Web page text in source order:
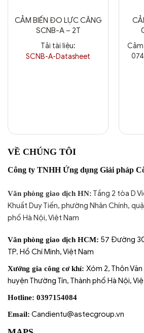
CẢM BIẾN ĐO LỰC CĂNG
SCNB-A – 2T
SCNB-A-Datasheet
VỀ CHÚNG TÔI
Công ty TNHH Ứng dụng Giải pháp
Văn phòng giao dịch HN: Tầng 2 tòa D
Khuất Duy Tiến, phường Nhân Chính,
phố Hà Nội, Việt Nam
Văn phòng giao dịch HCM: 57 Đường
TP. Hồ Chí Minh, Việt Nam
Xưởng gia công cơ khí: Xóm 2, Thôn Văn
huyện Thường Tín, Thành phố Hà Nội,
Hotline: 0397154084
Email: Candientu@astecgroup.vn